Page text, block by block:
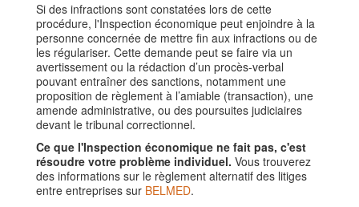
Si des infractions sont constatées lors de cette
procédure, l'Inspection économique peut enjoindre à la
personne concernée de mettre fin aux infractions ou de
les régulariser. Cette demande peut se faire via un
avertissement ou la rédaction d’un procès-verbal
pouvant entraîner des sanctions, notamment une
proposition de règlement à l’amiable (transaction), une
amende administrative, ou des poursuites judiciaires
devant le tribunal correctionnel.
Ce que l'Inspection économique ne fait pas, c'est
résoudre votre problème individuel. Vous trouverez
des informations sur le règlement alternatif des litiges
entre entreprises sur BELMED.